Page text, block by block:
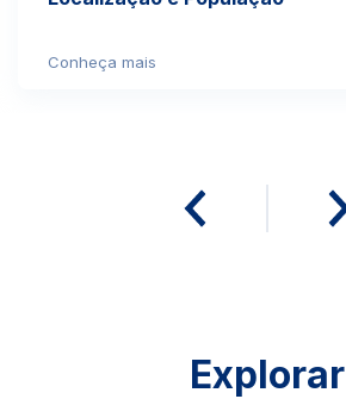
Conheça mais
Explorar